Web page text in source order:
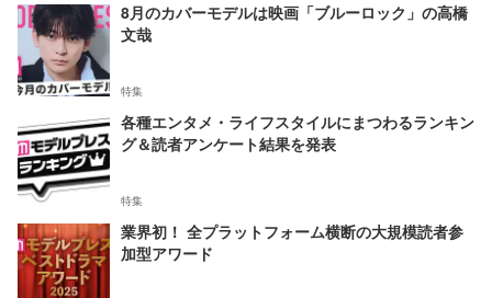
8月のカバーモデルは映画「ブルーロック」の高橋
文哉
特集
各種エンタメ・ライフスタイルにまつわるランキン
グ＆読者アンケート結果を発表
特集
業界初！ 全プラットフォーム横断の大規模読者参
加型アワード